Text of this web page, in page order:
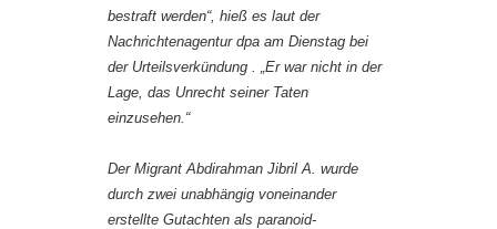
bestraft werden“, hieß es laut der
Nachrichtenagentur dpa am Dienstag bei
der Urteilsverkündung . „Er war nicht in der
Lage, das Unrecht seiner Taten
einzusehen.“
Der Migrant Abdirahman Jibril A. wurde
durch zwei unabhängig voneinander
erstellte Gutachten als paranoid-